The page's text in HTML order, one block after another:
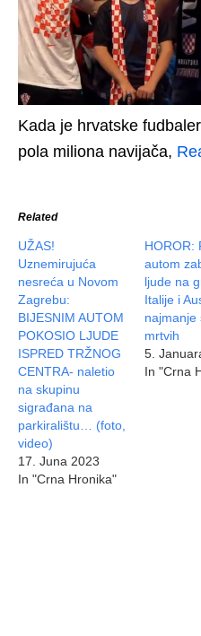
Kada je hrvatske
pola miliona navijača,
Related
UŽAS!
Uznemirujuća
nesreća u Novom
Zagrebu:
BIJESNIM AUTOM
POKOSIO LJUDE
ISPRED TRŽNOG
CENTRA- naletio
na skupinu
sigrađana na
parkiralištu… (foto,
video)
17. Juna 2023
In "Crna Hronika"
HOROR:
autom
ljude na
Italije i
najmanje
mrtvih
5.
In "Crna